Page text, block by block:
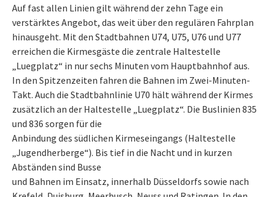
Auf fast allen Linien gilt während der zehn Tage ein
verstärktes Angebot, das weit über den regulären Fahrplan
hinausgeht. Mit den Stadtbahnen U74, U75, U76 und U77
erreichen die Kirmesgäste die zentrale Haltestelle
„Luegplatz“ in nur sechs Minuten vom Hauptbahnhof aus.
In den Spitzenzeiten fahren die Bahnen im Zwei-Minuten-
Takt. Auch die Stadtbahnlinie U70 hält während der Kirmes
zusätzlich an der Haltestelle „Luegplatz“. Die Buslinien 835
und 836 sorgen für die
Anbindung des südlichen Kirmeseingangs (Haltestelle
„Jugendherberge“). Bis tief in die Nacht und in kurzen
Abständen sind Busse
und Bahnen im Einsatz, innerhalb Düsseldorfs sowie nach